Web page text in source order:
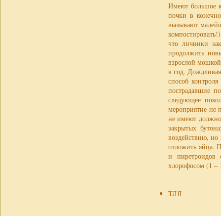
Имеют большое
почки в
вызывают
что личинки
продолжить
взрослой
в год.
способ
пострадавшие
следующее
мероприятие не
не имеют
закрытых
воздействию, но
отложить яйца.
и пиретроидов
хлорофосом (1 –
ТЛЯ